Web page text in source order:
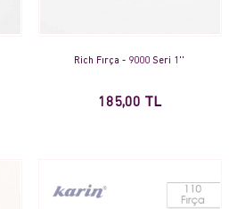
Rich Fırça - 9000 Seri 1''
185,00 TL